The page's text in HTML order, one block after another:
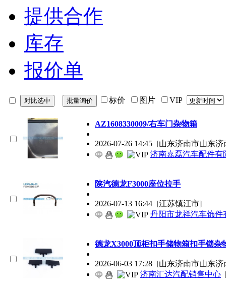
提供合作
库存
报价单
标价 图片 VIP
AZ1608330009/右车门杂物箱
2026-07-26 14:45 [山东济南市山东
济南嘉磊汽车配件有
陕汽德龙F3000座位拉手
2026-07-13 16:44 [江苏镇江市]
丹阳市龙祥汽车饰件
德龙X3000顶柜扣手储物箱扣手锁杂
2026-06-03 17:28 [山东济南市山东
济南汇达汽配销售中心